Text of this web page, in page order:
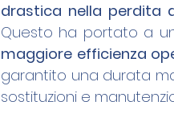
Questo ha portato a
maggiore efficienza
garantito una durata
sostituzioni e